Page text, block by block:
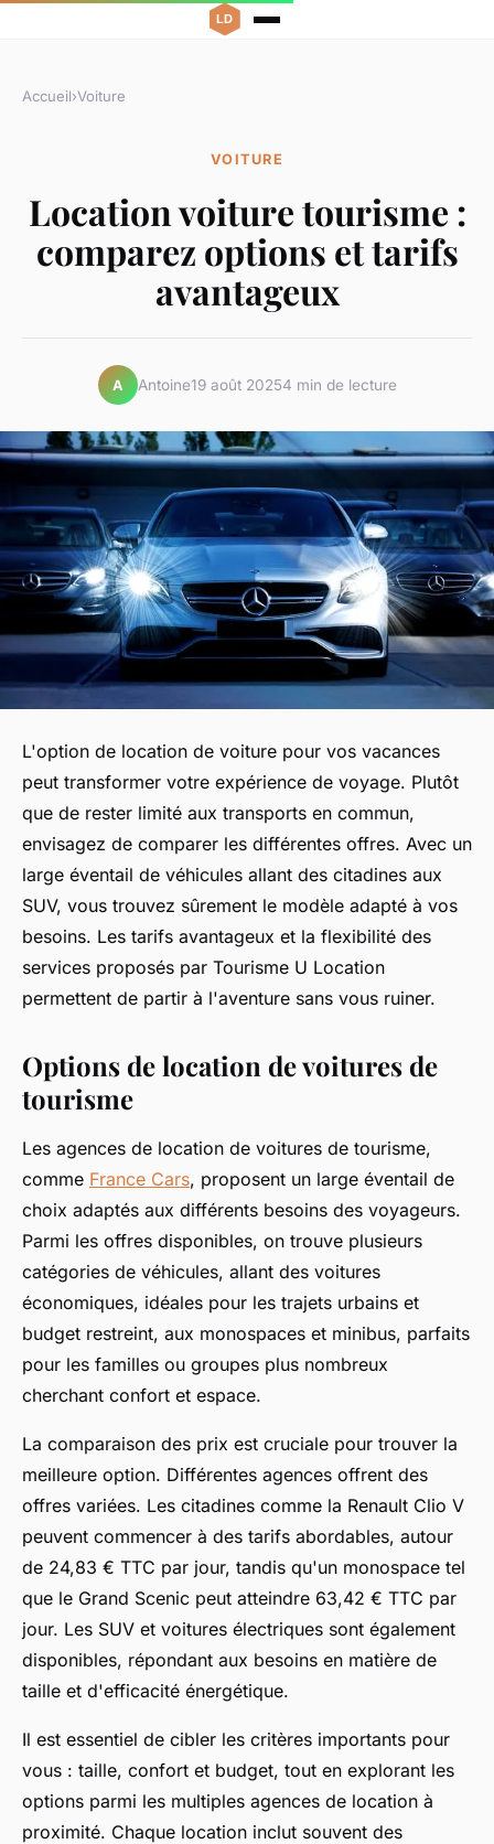
Accueil›Voiture
VOITURE
Location voiture tourisme :
comparez options et tarifs
avantageux
A Antoine19 août 20254 min de lecture
L'option de location de voiture pour vos vacances
peut transformer votre expérience de voyage. Plutôt
que de rester limité aux transports en commun,
envisagez de comparer les différentes offres. Avec un
large éventail de véhicules allant des citadines aux
SUV, vous trouvez sûrement le modèle adapté à vos
besoins. Les tarifs avantageux et la flexibilité des
services proposés par Tourisme U Location
permettent de partir à l'aventure sans vous ruiner.
Options de location de voitures de
tourisme
Les agences de location de voitures de tourisme,
comme France Cars, proposent un large éventail de
choix adaptés aux différents besoins des voyageurs.
Parmi les offres disponibles, on trouve plusieurs
catégories de véhicules, allant des voitures
économiques, idéales pour les trajets urbains et
budget restreint, aux monospaces et minibus, parfaits
pour les familles ou groupes plus nombreux
cherchant confort et espace.
La comparaison des prix est cruciale pour trouver la
meilleure option. Différentes agences offrent des
offres variées. Les citadines comme la Renault Clio V
peuvent commencer à des tarifs abordables, autour
de 24,83 € TTC par jour, tandis qu'un monospace tel
que le Grand Scenic peut atteindre 63,42 € TTC par
jour. Les SUV et voitures électriques sont également
disponibles, répondant aux besoins en matière de
taille et d'efficacité énergétique.
Il est essentiel de cibler les critères importants pour
vous : taille, confort et budget, tout en explorant les
options parmi les multiples agences de location à
proximité. Chaque location inclut souvent des